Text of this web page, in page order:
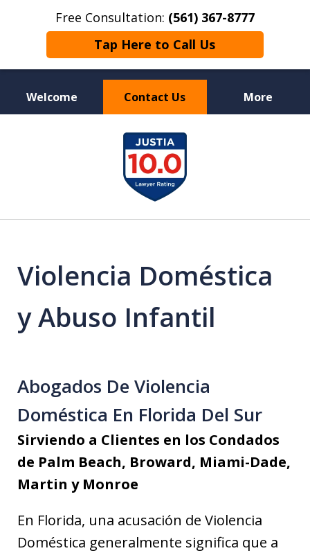
Free Consultation: (561) 367-8777
Tap Here to Call Us
Welcome Contact Us More
Individual Strategies -
Relentless Protection
Violencia Doméstica
y Abuso Infantil
Abogados De Violencia
Doméstica En Florida Del Sur
Sirviendo a Clientes en los Condados
de Palm Beach, Broward, Miami-Dade,
Martin y Monroe
En Florida, una acusación de Violencia
Doméstica generalmente significa que a